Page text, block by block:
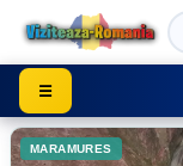
Viziteaza
☰
MARAMURES